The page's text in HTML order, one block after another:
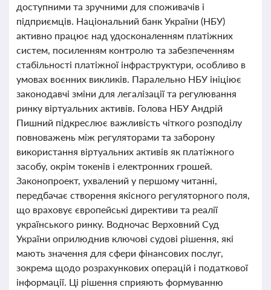
доступними та зручними для споживачів і
підприємців. Національний банк України (НБУ)
активно працює над удосконаленням платіжних
систем, посиленням контролю та забезпеченням
стабільності платіжної інфраструктури, особливо в
умовах воєнних викликів. Паралельно НБУ ініціює
законодавчі зміни для легалізації та регулювання
ринку віртуальних активів. Голова НБУ Андрій
Пишний підкреслює важливість чіткого розподілу
повноважень між регуляторами та заборону
використання віртуальних активів як платіжного
засобу, окрім токенів і електронних грошей.
Законопроект, ухвалений у першому читанні,
передбачає створення якісного регуляторного поля,
що враховує європейські директиви та реалії
українського ринку. Водночас Верховний Суд
України оприлюднив ключові судові рішення, які
мають значення для сфери фінансових послуг,
зокрема щодо розрахункових операцій і податкової
інформації. Ці рішення сприяють формуванню